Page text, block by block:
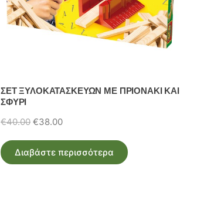
ΣΕΤ ΞΥΛΟΚΑΤΑΣΚΕΥΩΝ ΜΕ ΠΡΙΟΝΑΚΙ ΚΑΙ
ΣΦΥΡΙ
€40.00 Original
was:
€40.00.
€38.00Η
τιμή
είναι:
Διαβάστε περισσότερα